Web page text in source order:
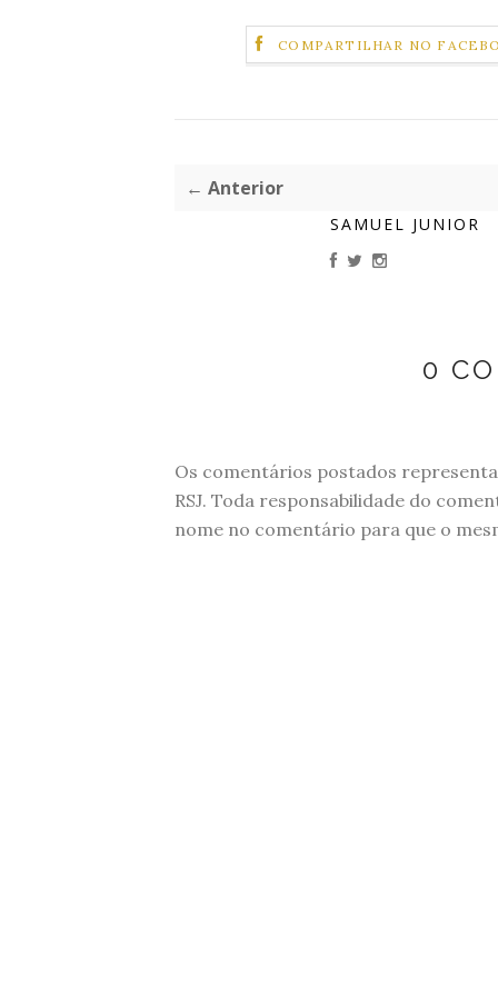
COMPARTILHAR NO
← Anterior
SAMUEL JUNIOR
0
Os comentários postados
RSJ. Toda responsabilidade do
nome no comentário para que o